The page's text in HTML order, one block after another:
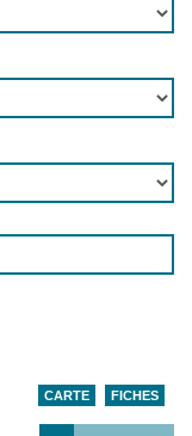
FICHES
CARTE